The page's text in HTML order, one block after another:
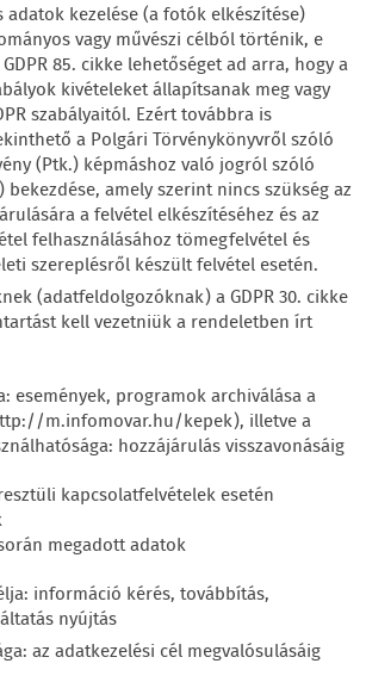
adatok kezelése (a fotók elkészítése)
vagy művészi célból történik, e
85. cikke lehetőséget ad arra, hogy a
kivételeket állapítsanak meg vagy
szabályaitól. Ezért továbbra is
a Polgári Törvénykönyvről szóló
(Ptk.) képmáshoz való jogról szóló
bekezdése, amely szerint nincs szükség az
a felvétel elkészítéséhez és az
felhasználásához tömegfelvétel és
szereplésről készült felvétel esetén.
(adatfeldolgozóknak) a GDPR 30. cikke
kell vezetniük a rendeletben írt
események, programok archiválása a
m.infomovar.hu/kepek), illetve a
hozzájárulás visszavonásáig
kapcsolatfelvételek esetén
megadott adatok
információ kérés, továbbítás,
nyújtás
az adatkezelési cél megvalósulásáig